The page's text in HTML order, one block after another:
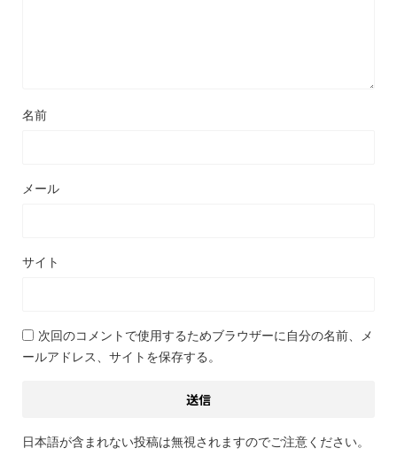
名前
メール
サイト
次回のコメントで使用するためブラウザーに自分の名前、メ
ールアドレス、サイトを保存する。
日本語が含まれない投稿は無視されますのでご注意ください。